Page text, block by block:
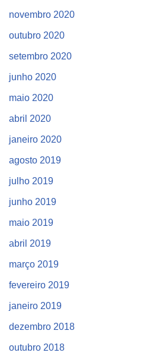
novembro 2020
outubro 2020
setembro 2020
junho 2020
maio 2020
abril 2020
janeiro 2020
agosto 2019
julho 2019
junho 2019
maio 2019
abril 2019
março 2019
fevereiro 2019
janeiro 2019
dezembro 2018
outubro 2018